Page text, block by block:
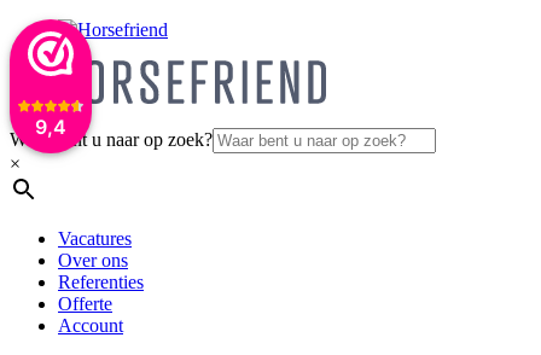
9,4
Waar bent u naar op zoek?
×
Vacatures
Over ons
Referenties
Offerte
Account